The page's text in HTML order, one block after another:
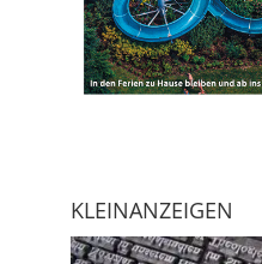
KLEINANZEIGEN